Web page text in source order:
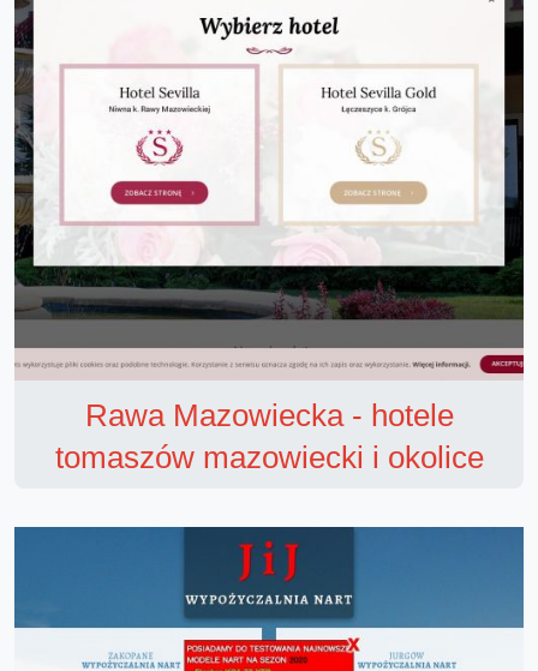
Rawa Mazowiecka - hotele
tomaszów mazowiecki i okolice